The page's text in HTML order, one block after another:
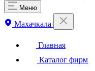
Меню
Махачкала
Главная
Каталог фирм